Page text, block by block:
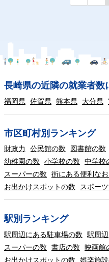
長崎県の近隣の就業者数
福岡県 佐賀県 熊本県 大分県
市区町村別ランキング
財政力 公民館の数 図書館の数
幼稚園の数
小学校の数 中学校
スーパーの数
街にある便利な
お出かけスポットの数
スポー
駅別ランキング
駅周辺にある駐車場の数 駅周
スーパーの数
書店の数 映画館
お出かけスポットの数
娯楽施